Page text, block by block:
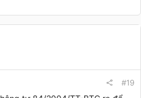
#19